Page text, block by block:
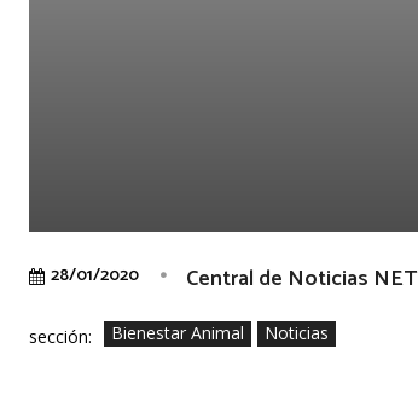
28/01/2020 Central de Noticias NET
sección: Bienestar Animal Noticias